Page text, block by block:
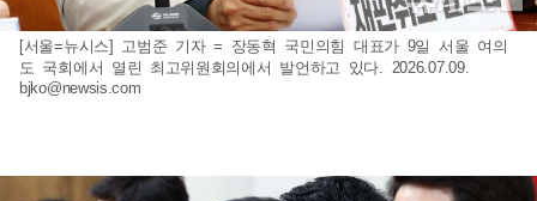
[서울=뉴시스] 고범준 기자 = 장동혁 국민의힘 대표가 9일 서울 여의
도 국회에서 열린 최고위원회의에서 발언하고 있다. 2026.07.09.
bjko@newsis.com